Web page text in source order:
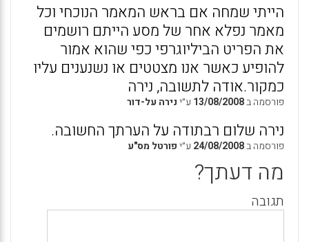
הייתי שמחה אם בראש המאמר הנוכחי וכל
מאמר נפלא אחר של מסע הייתם רושמים
את הפריט הביליוגרפי כפי שהוא אמור
להופיע כאשר אנו מצטטים או נשנענים עליו
כמקור.אודה לתשובה, נירה
פורסמה ב13/08/2008 ע״ינירה על-דור
נירה שלום רבתודה על הערתך החשובה.
פורסמה ב24/08/2008 ע״יפורטל מס"ע
מה דעתך?
תגובה